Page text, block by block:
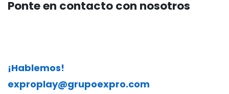
Ponte en contacto con nosotros
¡Hablemos!
exproplay@grupoexpro.com